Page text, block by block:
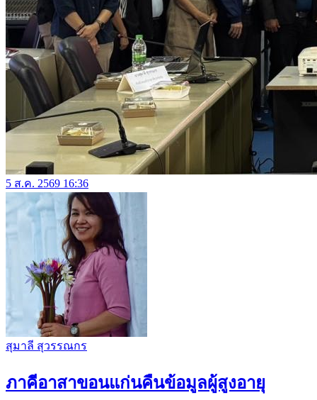
5 ส.ค. 2569 16:36
สุมาลี สุวรรณกร
ภาคีอาสาขอนแก่นคืนข้อมูลผู้สูงอายุ